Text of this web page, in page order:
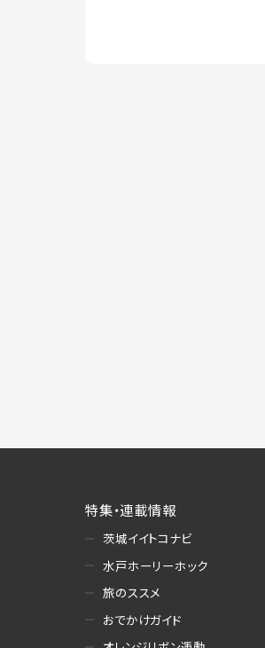
特集・連載情報
茨城イイトコナビ
水戸ホーリーホック
旅のススメ
おでかけガイド